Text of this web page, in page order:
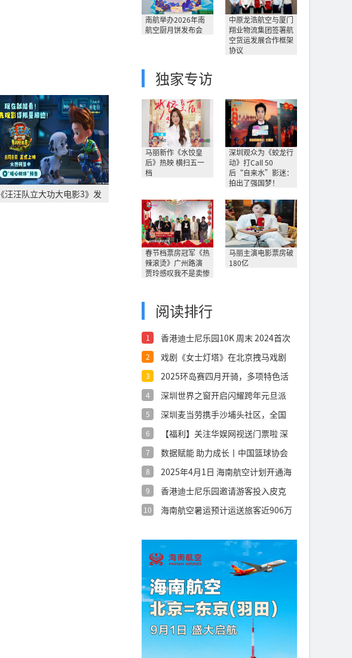
《汪汪队立大功大电影3》发
南航举办2026年南
航空厨月饼发布会
中原龙浩航空与厦门
翔业物流集团签署航
空货运发展合作框架
协议
独家专访
马丽新作《水饺皇
后》热映 横扫五一
档
深圳观众为《蛟龙行
动》打Call 50
后“自来水”影迷：
拍出了强国梦！
春节档票房冠军《热
辣滚烫》广州路演
贾玲感叹我不是卖惨
马丽主演电影票房破
180亿
阅读排行
1 香港迪士尼乐园10K 周末 2024首次
2
戏剧《女士灯塔》在北京拽马戏剧
3
2025环岛赛四月开骑，多项特色活
4
深圳世界之窗开启闪耀跨年元旦派
5
深圳麦当劳携手沙埔头社区，全国
6
【福利】关注华娱网视送门票啦 深
7
数据赋能 助力成长丨中国篮球协会
8
2025年4月1日 海南航空计划开通海
9
香港迪士尼乐园邀请游客投入皮克
10
海南航空暑运预计运送旅客近906万